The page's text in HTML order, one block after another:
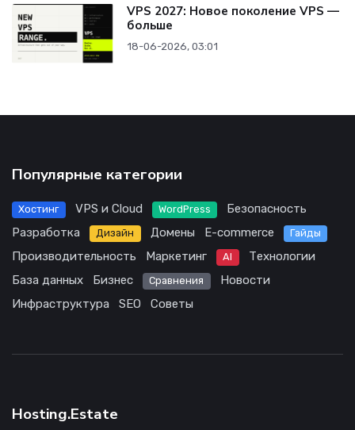
VPS 2027: Новое поколение VPS —
больше
18-06-2026, 03:01
Популярные категории
Хостинг VPS и Cloud WordPress
Безопасность
Разработка
Дизайн Домены E-commerce Гайды
Производительность Маркетинг AI
Технологии
База данных
Бизнес Сравнения
Новости
Инфраструктура
SEO Советы
Hosting.Estate